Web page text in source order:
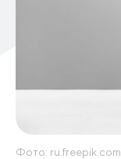
Фото: ru.freepik.com